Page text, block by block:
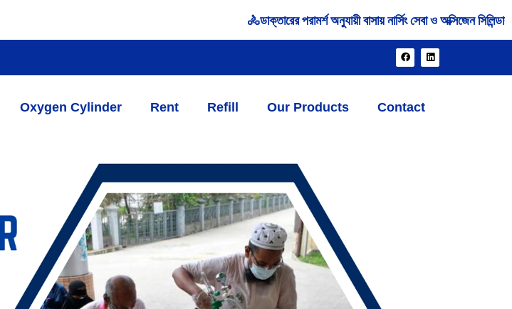
🚴‍ডাক্তারের পরামর্শ অনুযায়ী বাসায় নার্সিং সেবা ও অক্সিজেন সিলিন্ডার
Oxygen Cylinder Rent Refill Our Products Contact